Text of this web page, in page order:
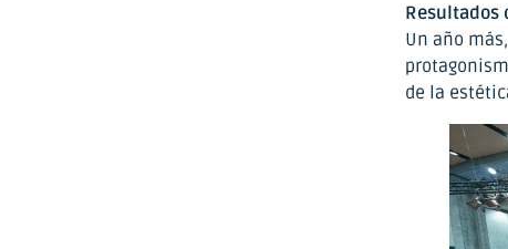
Resultados
Un año
de la